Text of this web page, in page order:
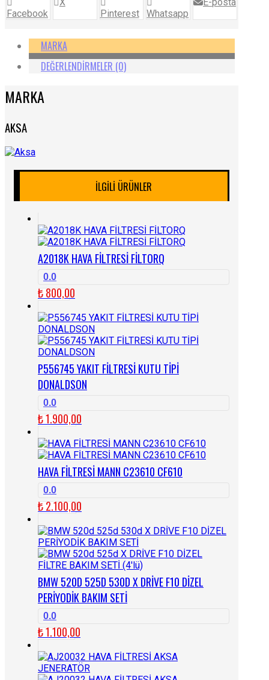
Facebook
Pinterest
Whatsapp
MARKA
DEĞERLENDIRMELER (0)
MARKA
AKSA
İLGILI ÜRÜNLER
A2018K HAVA FİLTRESİ FİLTORQ
0.0
₺800,00
P556745 YAKIT FİLTRESİ KUTU TİPİ
DONALDSON
0.0
₺1.900,00
HAVA FİLTRESİ MANN C23610 CF610
0.0
₺2.100,00
BMW 520D 525D 530D X DRİVE F10 DİZEL
PERİYODİK BAKIM SETİ
0.0
₺1.100,00